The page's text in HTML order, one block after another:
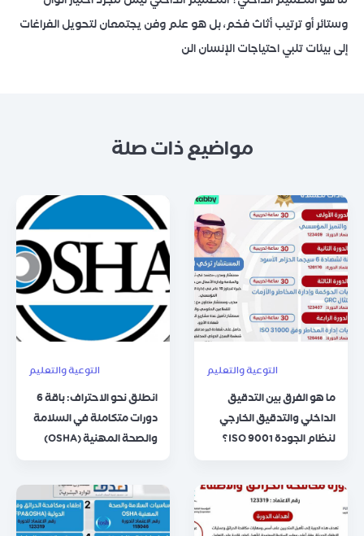
وستائر أو ترتيب أثاث فخم، بل هو علم وفن يجتمعان لتحويل الفراغات
إلى بيئات تلبي احتياجات الإنسان الن
مواضيع ذات صلة
التوعية والتعليم
ما هو الفرق بين التدقيق
الداخلي والتدقيق الخارجي
لنظام الجودة ISO 9001؟
التوعية والتعليم
انطلق نحو الاحتراف: باقة 6
دورات متكاملة في السلامة
والصحة المهنية (OSHA)